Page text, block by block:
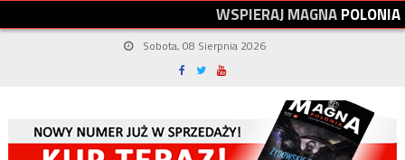
WSPIERAJMAGNAPOLONIA
Sobota, 08 Sierpnia 2026